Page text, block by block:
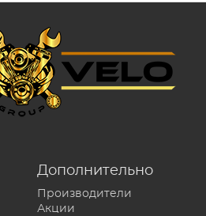
Дополнительно
Производители
Акции